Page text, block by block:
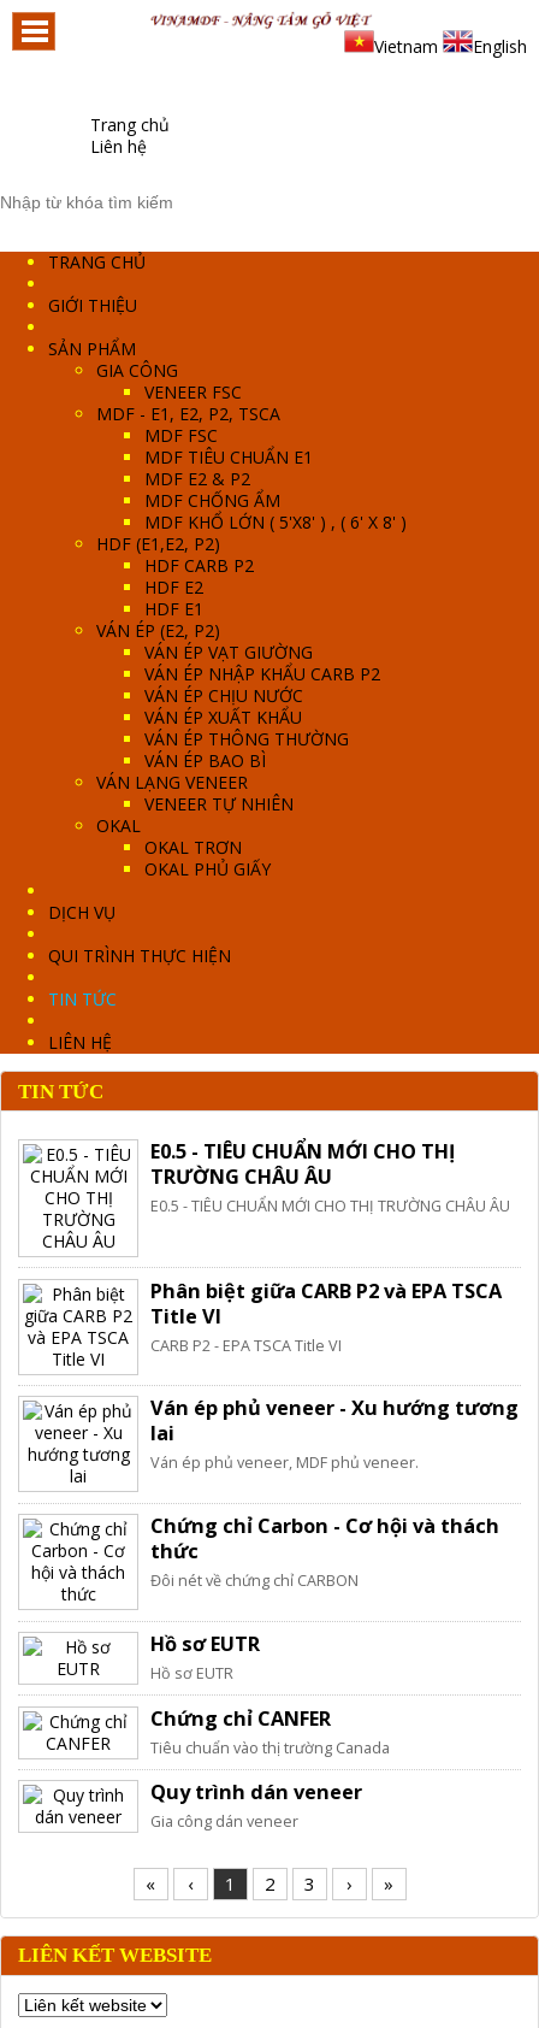
Vietnam English
Trang chủ
Liên hệ
TRANG CHỦ
GIỚI THIỆU
SẢN PHẨM
GIA CÔNG
VENEER FSC
MDF - E1, E2, P2, TSCA
MDF FSC
MDF TIÊU CHUẨN E1
MDF E2 & P2
MDF CHỐNG ẨM
MDF KHỔ LỚN ( 5'X8' ) , ( 6' X 8' )
HDF (E1,E2, P2)
HDF CARB P2
HDF E2
HDF E1
VÁN ÉP (E2, P2)
VÁN ÉP VẠT GIƯỜNG
VÁN ÉP NHẬP KHẨU CARB P2
VÁN ÉP CHỊU NƯỚC
VÁN ÉP XUẤT KHẨU
VÁN ÉP THÔNG THƯỜNG
VÁN ÉP BAO BÌ
VÁN LẠNG VENEER
VENEER TỰ NHIÊN
OKAL
OKAL TRƠN
OKAL PHỦ GIẤY
DỊCH VỤ
QUI TRÌNH THỰC HIỆN
TIN TỨC
LIÊN HỆ
TIN TỨC
E0.5 - TIÊU CHUẨN MỚI CHO THỊ
TRƯỜNG CHÂU ÂU
E0.5 - TIÊU CHUẨN MỚI CHO THỊ TRƯỜNG CHÂU ÂU
Phân biệt giữa CARB P2 và EPA TSCA
Title VI
CARB P2 - EPA TSCA Title VI
Ván ép phủ veneer - Xu hướng tương
lai
Ván ép phủ veneer, MDF phủ veneer.
Chứng chỉ Carbon - Cơ hội và thách
thức
Đôi nét về chứng chỉ CARBON
Hồ sơ EUTR
Hồ sơ EUTR
Chứng chỉ CANFER
Tiêu chuẩn vào thị trường Canada
Quy trình dán veneer
Gia công dán veneer
« ‹ 1 2 3 › »
LIÊN KẾT WEBSITE